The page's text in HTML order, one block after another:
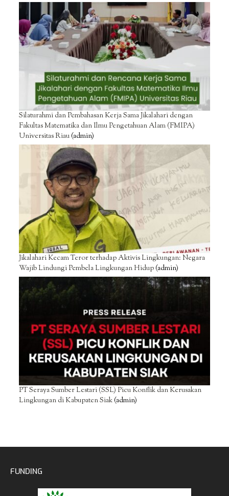
Silaturahmi dan Pembahasan Kerja Sama Jikalahari dengan
Fakultas Matematika dan Ilmu Pengetahuan Alam (FMIPA)
Universitas Riau(admin)
Jikalahari Kecam Teror terhadap Aktivis Lingkungan: Negara
Wajib Lindungi Pembela Lingkungan Hidup(admin)
PT Seraya Sumber Lestari (SSL) Picu Konflik dan Kerusakan
Lingkungan di Kabupaten Siak(admin)
FUNDING